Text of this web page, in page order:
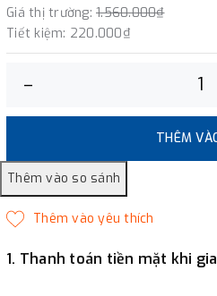
Giá thị trường: 1.560.000₫
Tiết kiệm: 220.000₫
–
THÊM
1. Thanh toán tiền mặt khi